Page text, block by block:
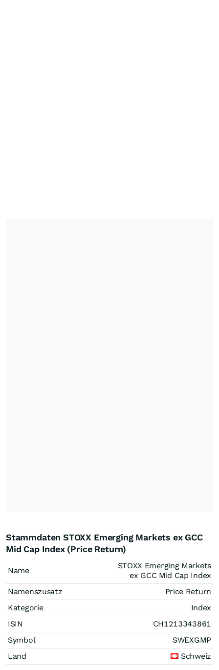
Stammdaten STOXX Emerging Markets ex GCC
Mid Cap Index (Price Return)
Name
STOXX Emerging Markets
ex GCC Mid Cap Index
Namenszusatz
Price Return
Kategorie
Index
ISIN
CH1213343861
Symbol
SWEXGMP
Land
Schweiz